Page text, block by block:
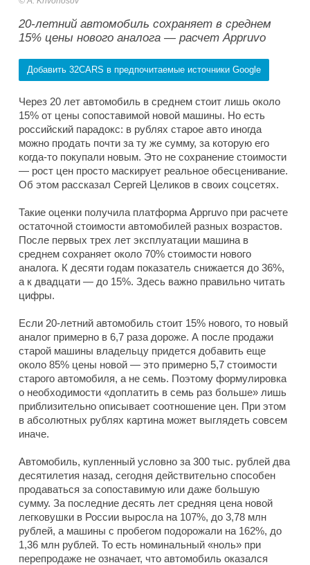
20-летний автомобиль сохраняет в среднем
15% цены нового аналога — расчет Appruvo
Добавить 32CARS в предпочитаемые источники Google
Через 20 лет автомобиль в среднем стоит лишь около
15% от цены сопоставимой новой машины. Но есть
российский парадокс: в рублях старое авто иногда
можно продать почти за ту же сумму, за которую его
когда-то покупали новым. Это не сохранение стоимости
— рост цен просто маскирует реальное обесценивание.
Об этом рассказал Сергей Целиков в своих соцсетях.
Такие оценки получила платформа Appruvo при расчете
остаточной стоимости автомобилей разных возрастов.
После первых трех лет эксплуатации машина в
среднем сохраняет около 70% стоимости нового
аналога. К десяти годам показатель снижается до 36%,
а к двадцати — до 15%. Здесь важно правильно читать
цифры.
Если 20-летний автомобиль стоит 15% нового, то новый
аналог примерно в 6,7 раза дороже. А после продажи
старой машины владельцу придется добавить еще
около 85% цены новой — это примерно 5,7 стоимости
старого автомобиля, а не семь. Поэтому формулировка
о необходимости «доплатить в семь раз больше» лишь
приблизительно описывает соотношение цен. При этом
в абсолютных рублях картина может выглядеть совсем
иначе.
Автомобиль, купленный условно за 300 тыс. рублей два
десятилетия назад, сегодня действительно способен
продаваться за сопоставимую или даже большую
сумму. За последние десять лет средняя цена новой
легковушки в России выросла на 107%, до 3,78 млн
рублей, а машины с пробегом подорожали на 162%, до
1,36 млн рублей. То есть номинальный «ноль» при
перепродаже не означает, что автомобиль оказался